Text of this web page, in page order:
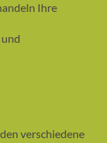
Ihre
verschiedene